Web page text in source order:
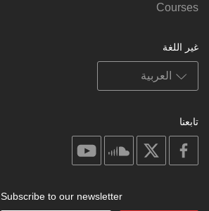
Courses
غير اللغة
تابعنا
facebook
soundcloud
Subscribe to our newsletter